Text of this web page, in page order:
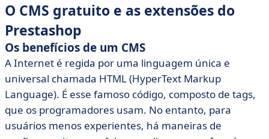
O CMS gratuito e as extensões do
Prestashop
Os benefícios de um CMS
A Internet é regida por uma linguagem única e
universal chamada HTML (HyperText Markup
Language). É esse famoso código, composto de tags,
que os programadores usam. No entanto, para
usuários menos experientes, há maneiras de